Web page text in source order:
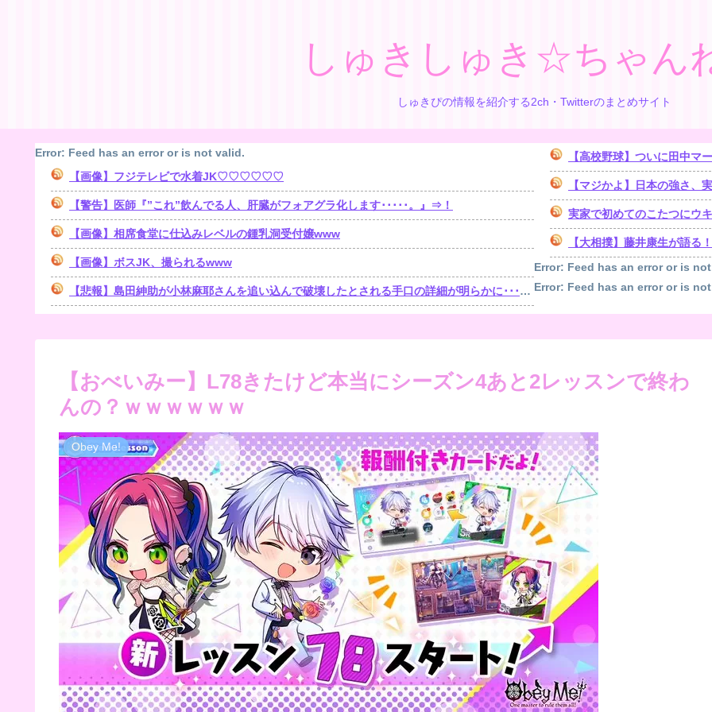
しゅきしゅき☆ちゃん
しゅきぴの情報を紹介する2ch・Twitterのまとめサイト
Error: Feed has an error or is not valid.
【画像】フジテレビで水着JK♡♡♡♡♡♡
【警告】医師『”これ”飲んでる人、肝臓がフォアグラ化します･････。』⇒！
【画像】相席食堂に仕込みレベルの鍾乳洞受付嬢www
【画像】ボスJK、撮られるwww
【悲報】島田紳助が小林麻耶さんを追い込んで破壊したとされる手口の詳細が明らかに･･････！！
【高校野球】ついに田中マ
【マジかよ】日本の強さ、
実家で初めてのこたつにウ
【大相撲】藤井康生が語る
Error: Feed has an error or is
Error: Feed has an error or is
【おべいみー】L78きたけど本当にシーズン4あと2レッスンで終わ
んの？ｗｗｗｗｗｗ
Obey Me!